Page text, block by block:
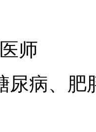
师
尿病、肥